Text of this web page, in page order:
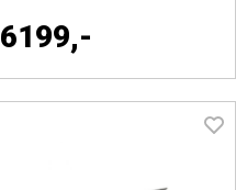
6199,-